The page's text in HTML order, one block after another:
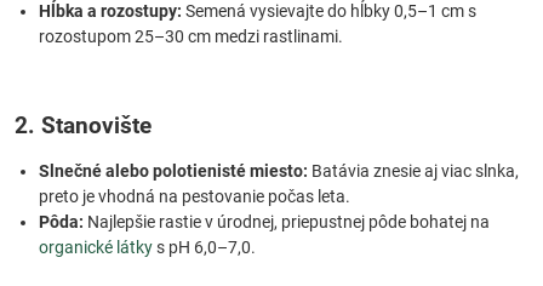
Hĺbka a rozostupy: Semená vysievajte do hĺbky 0,5–1 cm s
rozostupom 25–30 cm medzi rastlinami.
2. Stanovište
Slnečné alebo polotienisté miesto: Batávia znesie aj viac slnka,
preto je vhodná na pestovanie počas leta.
Pôda: Najlepšie rastie v úrodnej, priepustnej pôde bohatej na
organické látkys pH 6,0–7,0.